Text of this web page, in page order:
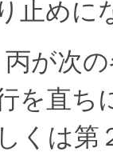
止めに
が次
を直ち
くは第